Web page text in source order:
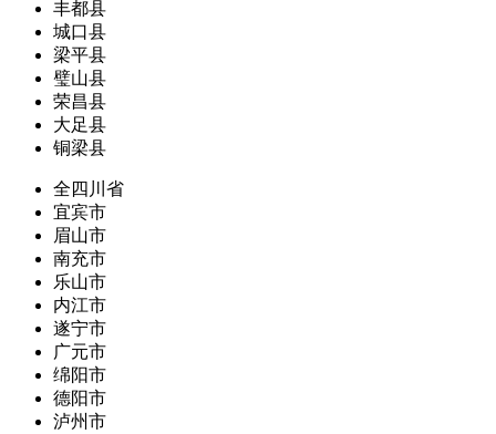
丰都县
城口县
梁平县
璧山县
荣昌县
大足县
铜梁县
全四川省
宜宾市
眉山市
南充市
乐山市
内江市
遂宁市
广元市
绵阳市
德阳市
泸州市